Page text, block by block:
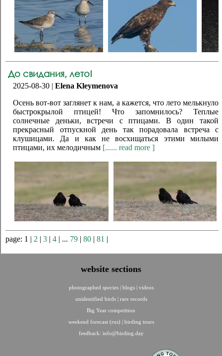
До свидания, лето!
2025-08-30 | Elena Kleymenova
Осень вот-вот заглянет к нам, а кажется, что лето мелькнуло
быстрокрылой птицей! Что запомнилось? Теплые
солнечные деньки, встречи с птицами. В один такой
прекрасный отпускной день так порадовала встреча с
клушицами. Да и как не восхищаться этими милыми
птицами, их мелодичным [...... read more ]
page: 1 | 2 | 3 | 4 | ... 79 | 80 | 81 |
website sections
photographed species | blogs | videos
unidentified birds | rare records
Big Year competition
weekend forecast (rus) | birding tours
feedback: info@birding.day